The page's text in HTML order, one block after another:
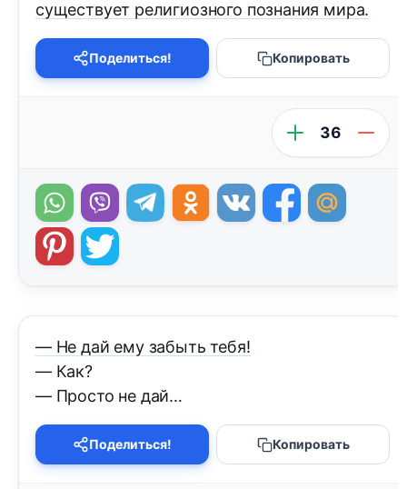
существует религиозного познания мира.
Поделиться! Копировать
36
— Не дай ему забыть тебя!
— Как?
— Просто не дай…
Поделиться! Копировать